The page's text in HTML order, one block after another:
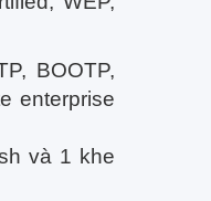
BOOTP,
enterprise
và 1 khe